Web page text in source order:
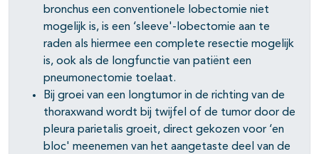
bronchus een conventionele lobectomie niet
mogelijk is, is een ‘sleeve'-lobectomie aan te
raden als hiermee een complete resectie mogelijk
is, ook als de longfunctie van patiënt een
pneumonectomie toelaat.
Bij groei van een longtumor in de richting van de
thoraxwand wordt bij twijfel of de tumor door de
pleura parietalis groeit, direct gekozen voor ‘en
bloc' meenemen van het aangetaste deel van de